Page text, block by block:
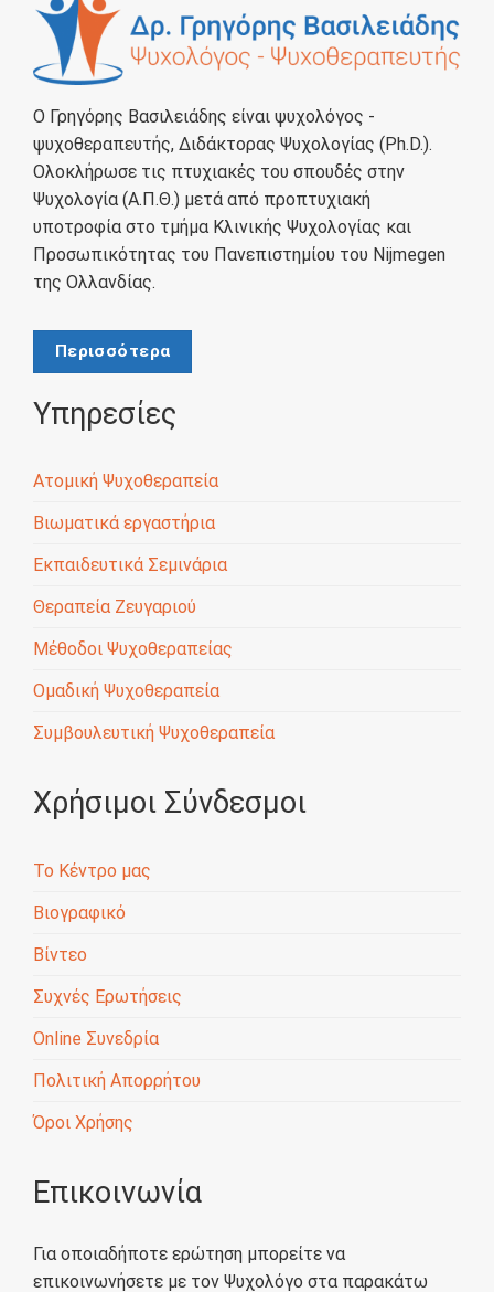
Ο Γρηγόρης Βασιλειάδης είναι ψυχολόγος -
ψυχοθεραπευτής, Διδάκτορας Ψυχολογίας (Ph.D.).
Ολοκλήρωσε τις πτυχιακές του σπουδές στην
Ψυχολογία (Α.Π.Θ.) μετά από προπτυχιακή
υποτροφία στο τμήμα Κλινικής Ψυχολογίας και
Προσωπικότητας του Πανεπιστημίου του Nijmegen
της Ολλανδίας.
Περισσότερα
Υπηρεσίες
Ατομική Ψυχοθεραπεία
Βιωματικά εργαστήρια
Εκπαιδευτικά Σεμινάρια
Θεραπεία Ζευγαριού
Μέθοδοι Ψυχοθεραπείας
Ομαδική Ψυχοθεραπεία
Συμβουλευτική Ψυχοθεραπεία
Χρήσιμοι Σύνδεσμοι
Το Κέντρο μας
Βιογραφικό
Βίντεο
Συχνές Ερωτήσεις
Online Συνεδρία
Πολιτική Απορρήτου
Όροι Χρήσης
Επικοινωνία
Για οποιαδήποτε ερώτηση μπορείτε να
επικοινωνήσετε με τον Ψυχολόγο στα παρακάτω